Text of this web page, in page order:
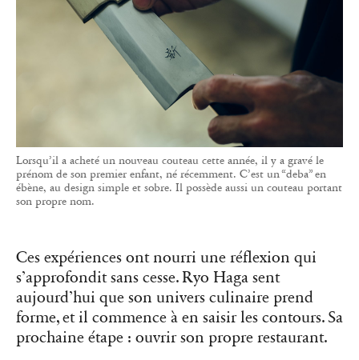
Lorsqu’il a acheté un nouveau couteau cette année, il y a gravé le
prénom de son premier enfant, né récemment. C’est un “deba” en
ébène, au design simple et sobre. Il possède aussi un couteau portant
son propre nom.
Ces expériences ont nourri une réflexion qui
s’approfondit sans cesse. Ryo Haga sent
aujourd’hui que son univers culinaire prend
forme, et il commence à en saisir les contours. Sa
prochaine étape : ouvrir son propre restaurant.